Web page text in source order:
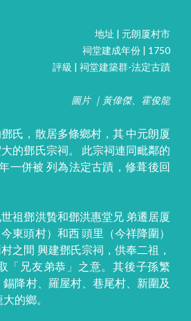
地址 | 元朗厦村市
祠堂建成年份 | 1750
評級 | 祠堂建築群-法定古蹟
圖片 ｜黃偉傑、霍俊龍
氏，散居多條鄉村，其 中元朗厦
的鄧氏宗祠。 此宗祠連同毗鄰的
一併被 列為法定古蹟，修葺後回
祖鄧洪贄和鄧洪惠堂兄 弟遷居厦
東頭村）和西 頭里（今祥降圍）
之間 興建鄧氏宗祠，供奉二祖，
「兄友弟恭」之意。其後子孫繁
降村、羅屋村、巷尾村、新圍及
的鄉。